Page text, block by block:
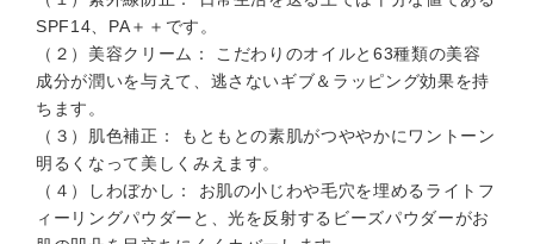
SPF14、PA＋＋です。
（２）美容クリーム： こだわりのオイルと63種類の美容
成分が潤いを与えて、逃さないギブ＆ラッピング効果を持
ちます。
（３）肌色補正： もともとの素肌がつややかにワントーン
明るくなって美しくみえます。
（４）しわぼかし： お肌の小じわや毛穴を埋めるライトフ
ィーリングパウダーと、光を反射するビーズパウダーがお